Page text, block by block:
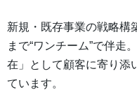
新規・既存事業の戦略構
まで“ワンチーム”で伴走
在」として顧客に寄り添
ています。